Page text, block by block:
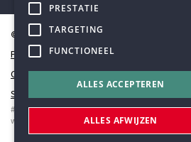
© Humanistisch Verbond 2026
Privacy
Cookiestatement
Sitemap
#codedwithlove byCodelines
webapplicaties
mobiele apps&maatwerk websites
PRESTATIE
TARGETING
FUNCTIONEEL
ALLES ACCEPTEREN
ALLES AFWIJZEN